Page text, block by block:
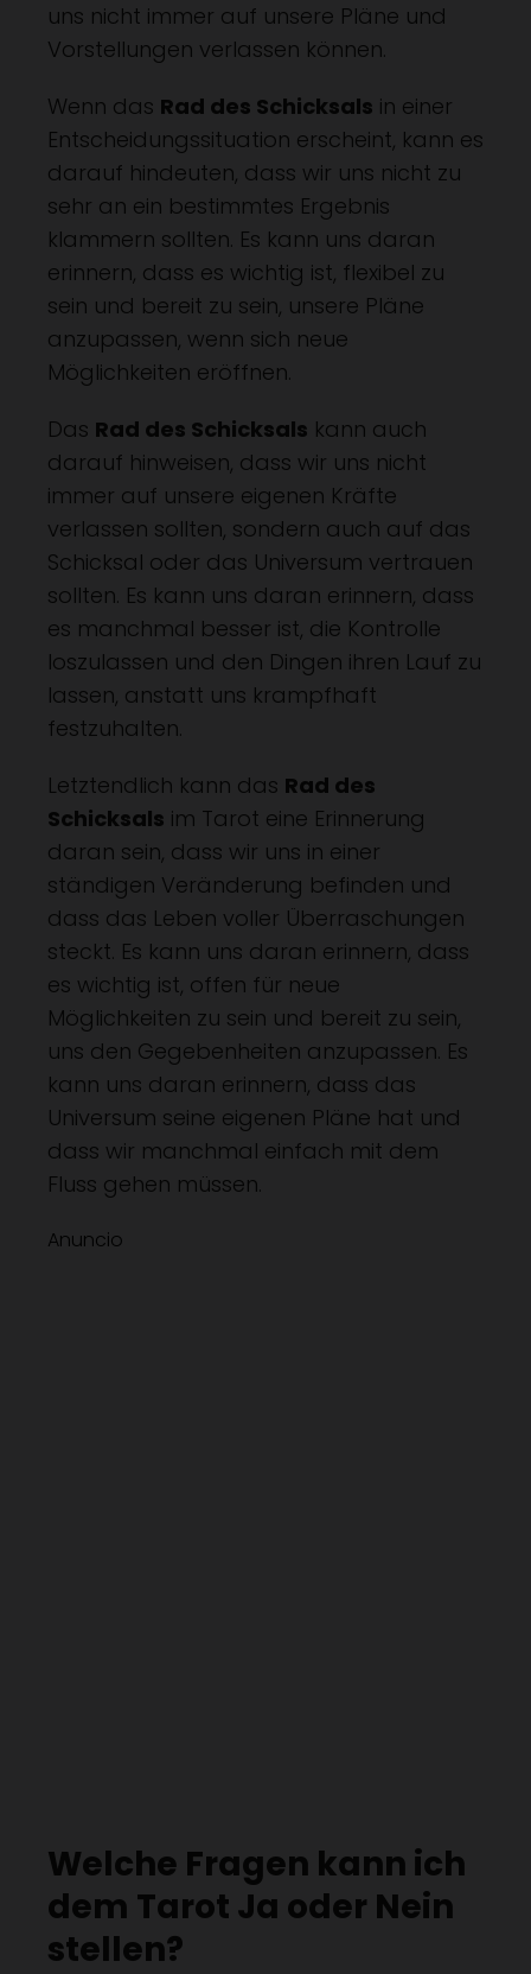
uns nicht immer auf unsere Pläne und
Vorstellungen verlassen können.
Wenn das Rad des Schicksals in einer
Entscheidungssituation erscheint, kann es
darauf hindeuten, dass wir uns nicht zu
sehr an ein bestimmtes Ergebnis
klammern sollten. Es kann uns daran
erinnern, dass es wichtig ist, flexibel zu
sein und bereit zu sein, unsere Pläne
anzupassen, wenn sich neue
Möglichkeiten eröffnen.
Das Rad des Schicksals kann auch
darauf hinweisen, dass wir uns nicht
immer auf unsere eigenen Kräfte
verlassen sollten, sondern auch auf das
Schicksal oder das Universum vertrauen
sollten. Es kann uns daran erinnern, dass
es manchmal besser ist, die Kontrolle
loszulassen und den Dingen ihren Lauf zu
lassen, anstatt uns krampfhaft
festzuhalten.
Letztendlich kann das Rad des
Schicksals im Tarot eine Erinnerung
daran sein, dass wir uns in einer
ständigen Veränderung befinden und
dass das Leben voller Überraschungen
steckt. Es kann uns daran erinnern, dass
es wichtig ist, offen für neue
Möglichkeiten zu sein und bereit zu sein,
uns den Gegebenheiten anzupassen. Es
kann uns daran erinnern, dass das
Universum seine eigenen Pläne hat und
dass wir manchmal einfach mit dem
Fluss gehen müssen.
Anuncio
Welche Fragen kann ich
dem Tarot Ja oder Nein
stellen?